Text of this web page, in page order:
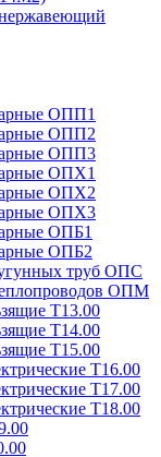
ОПП1
ОПП2
ОПП3
ОПХ1
ОПХ2
ОПХ3
ОПБ1
ОПБ2
труб ОПС
ОПМ
Т13.00
Т14.00
Т15.00
Т16.00
Т17.00
Т18.00